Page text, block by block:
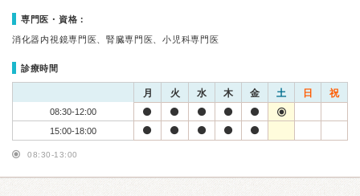
専門医・資格：
消化器内視鏡専門医、腎臓専門医、小児科専門医
診療時間
月 火 水 木 金 土 日 祝
08:30-12:00
15:00-18:00
08:30-13:00